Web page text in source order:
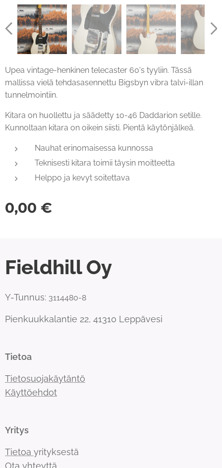
Upea vintage-henkinen telecaster 60's tyyliin. Tässä
mallissa vielä tehdasasennettu Bigsbyn vibra talvi-illan
tunnelmointiin.
Kitara on huollettu ja säädetty 10-46 Daddarion setille.
Kunnoltaan kitara on oikein siisti. Pientä käytönjälkeä.
Nauhat erinomaisessa kunnossa
Teknisesti kitara toimii täysin moitteetta
Helppo ja kevyt soitettava
0,00 €
Fieldhill Oy
Y-Tunnus: 3114480-8
Pienkuukkalantie 22, 41310 Leppävesi
Tietoa
Tietosuojakäytäntö
Käyttöehdot
Yritys
Tietoa yrityksestä
Ota yhteyttä